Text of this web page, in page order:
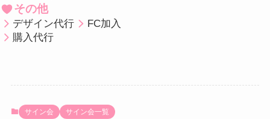
その他
デザイン代行
FC加入
購入代行
サイン会 サイン会一覧